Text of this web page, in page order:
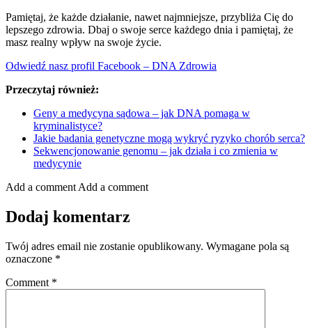
Pamiętaj, że każde działanie, nawet najmniejsze, przybliża Cię do
lepszego zdrowia. Dbaj o swoje serce każdego dnia i pamiętaj, że
masz realny wpływ na swoje życie.
Odwiedź nasz profil Facebook – DNA Zdrowia
Przeczytaj również:
Geny a medycyna sądowa – jak DNA pomaga w
kryminalistyce?
Jakie badania genetyczne mogą wykryć ryzyko chorób serca?
Sekwencjonowanie genomu – jak działa i co zmienia w
medycynie
Add a comment Add a comment
Dodaj komentarz
Twój adres email nie zostanie opublikowany. Wymagane pola są
oznaczone *
Comment *